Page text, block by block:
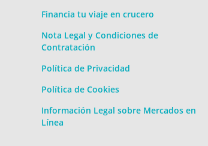
Financia tu viaje en crucero
Nota Legal y Condiciones de
Contratación
Política de Privacidad
Política de Cookies
Información Legal sobre Mercados en
Línea